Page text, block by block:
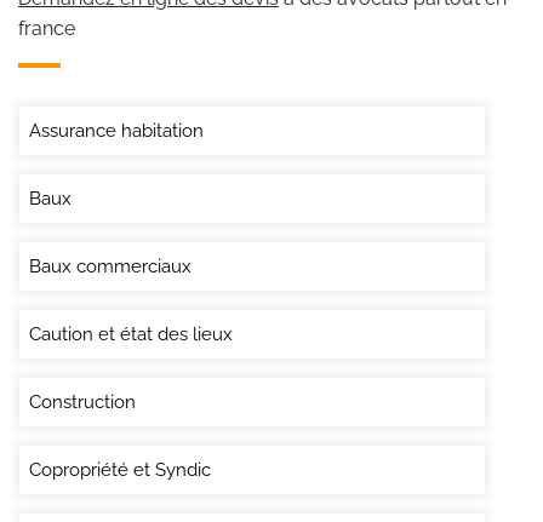
france
Assurance habitation
Baux
Baux commerciaux
Caution et état des lieux
Construction
Copropriété et Syndic